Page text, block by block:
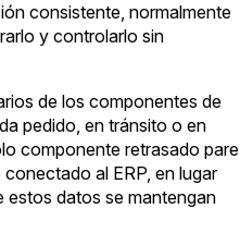
consistente, normalmente
y controlarlo sin
de los componentes de
pedido, en tránsito o en
componente retrasado pare
al ERP, en lugar
estos datos se mantengan